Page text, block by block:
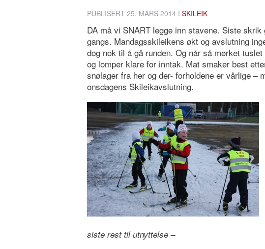
PUBLISERT 25. MARS 2014 I SKILEIK
DA må vi SNART legge inn stavene. Siste
gangs. Mandagsskileikens økt og avslutning
dog nok til å gå runden. Og når så mørket
og lomper klare for inntak. Mat smaker best
snølager fra her og der- forholdene er vårlige –
onsdagens Skileikavslutning.
siste rest til utnyttelse –